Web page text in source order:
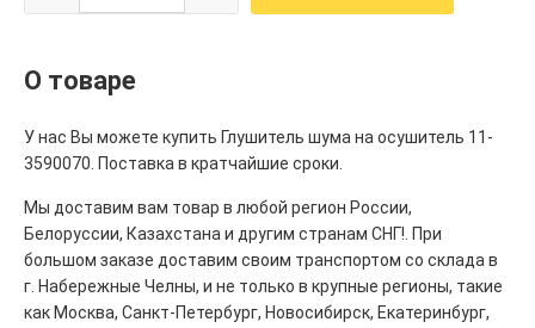
О товаре
У нас Вы можете купить Глушитель шума на осушитель 11-
3590070. Поставка в кратчайшие сроки.
Мы доставим вам товар в любой регион России,
Белоруссии, Казахстана и другим странам СНГ!. При
большом заказе доставим своим транспортом со склада в
г. Набережные Челны, и не только в крупные регионы, такие
как Москва, Санкт-Петербург, Новосибирск, Екатеринбург,